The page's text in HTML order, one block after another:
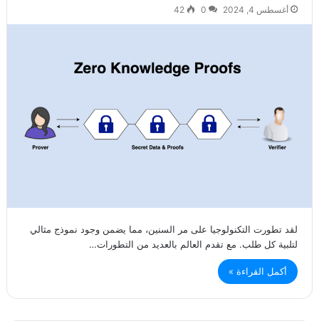
أغسطس 4, 2024 0
42
لقد تطورت التكنولوجيا على مر السنين، مما يضمن وجود نموذج مثالي
لتلبية كل طلب. مع تقدم العالم بالعديد من التطورات…
أكمل القراءة »